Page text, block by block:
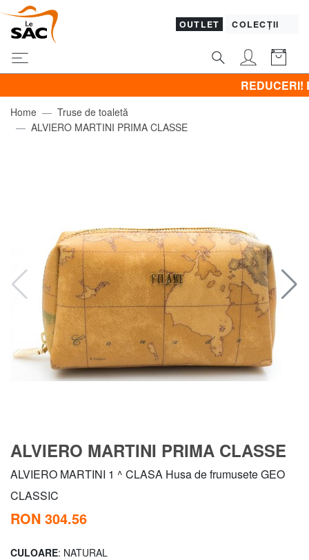
OUTLET COLECȚII
REDUCERI!
Home
Truse de toaletă
ALVIERO MARTINI PRIMA CLASSE
ALVIERO MARTINI PRIMA CLASSE
ALVIERO MARTINI 1 ^ CLASA Husa de frumusete GEO
CLASSIC
RON 304.56
CULOARE: NATURAL